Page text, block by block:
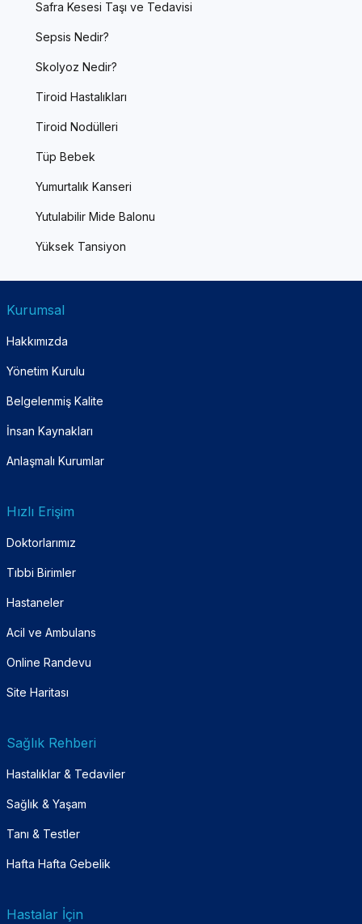
Safra Kesesi Taşı ve Tedavisi
Sepsis Nedir?
Skolyoz Nedir?
Tiroid Hastalıkları
Tiroid Nodülleri
Tüp Bebek
Yumurtalık Kanseri
Yutulabilir Mide Balonu
Yüksek Tansiyon
Kurumsal
Hakkımızda
Yönetim Kurulu
Belgelenmiş Kalite
İnsan Kaynakları
Anlaşmalı Kurumlar
Hızlı Erişim
Doktorlarımız
Tıbbi Birimler
Hastaneler
Acil ve Ambulans
Online Randevu
Site Haritası
Sağlık Rehberi
Hastalıklar & Tedaviler
Sağlık & Yaşam
Tanı & Testler
Hafta Hafta Gebelik
Hastalar İçin